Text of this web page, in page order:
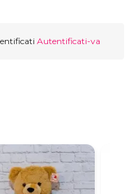
Autentificati-va